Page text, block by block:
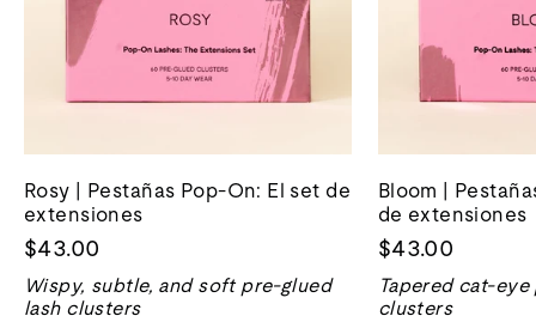
Rosy | Pestañas Pop-On: El set de
extensiones
$43.00
Wispy, subtle, and soft pre-glued
lash clusters
Bloom |
de extensiones
$43.00
Tapered cat-
clusters